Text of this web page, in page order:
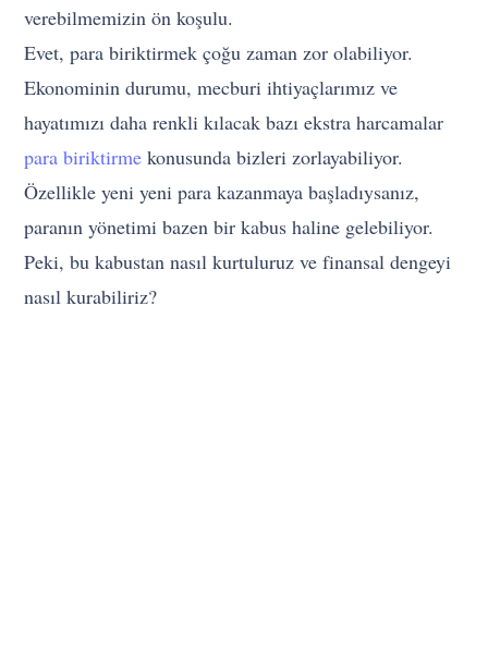
verebilmemizin ön koşulu.
Evet, para biriktirmek çoğu zaman zor olabiliyor.
Ekonominin durumu, mecburi ihtiyaçlarımız ve
hayatımızı daha renkli kılacak bazı ekstra harcamalar
para biriktirme konusunda bizleri zorlayabiliyor.
Özellikle yeni yeni para kazanmaya başladıysanız,
paranın yönetimi bazen bir kabus haline gelebiliyor.
Peki, bu kabustan nasıl kurtuluruz ve finansal dengeyi
nasıl kurabiliriz?